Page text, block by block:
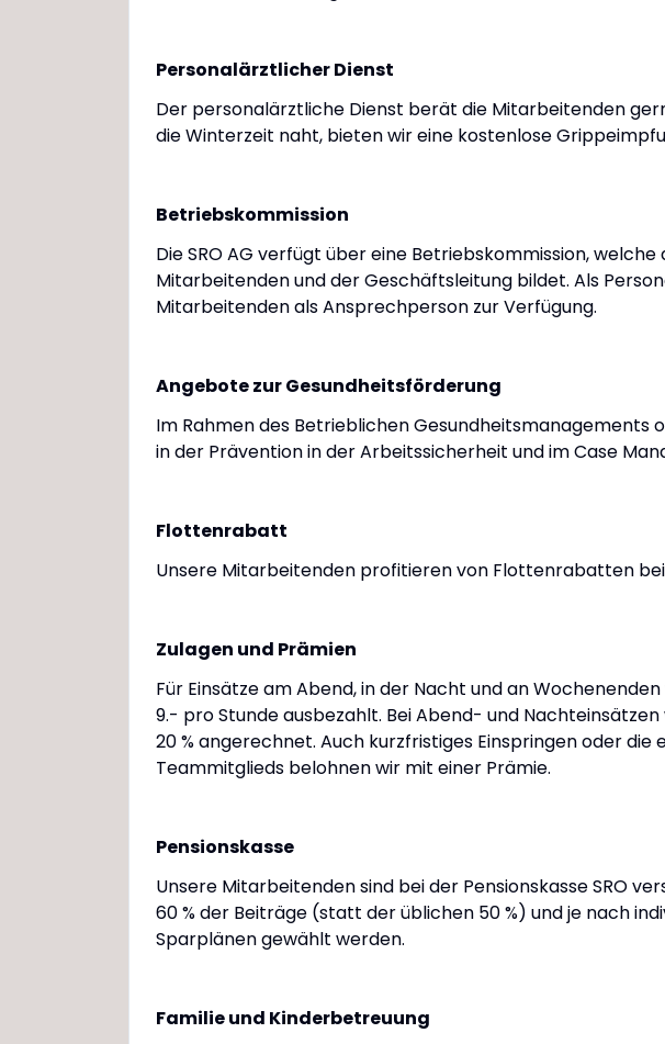
Personalärztlicher Dienst
Der personalärztliche Dienst berät die Mitarbeitenden
die Winterzeit naht, bieten wir eine kostenlose
Betriebskommission
Die SRO AG verfügt über eine Betriebskommission,
Mitarbeitenden und der Geschäftsleitung bildet. Als
Mitarbeitenden als Ansprechperson zur Verfügung.
Angebote zur Gesundheitsförderung
Im Rahmen des Betrieblichen Gesundheitsmanagements
in der Prävention in der Arbeitssicherheit und im Case
Flottenrabatt
Unsere Mitarbeitenden profitieren von Flottenrabatten
Zulagen und Prämien
Für Einsätze am Abend, in der Nacht und an
9.- pro Stunde ausbezahlt. Bei Abend- und
20 % angerechnet. Auch kurzfristiges Einspringen oder
Teammitglieds belohnen wir mit einer Prämie.
Pensionskasse
Unsere Mitarbeitenden sind bei der Pensionskasse SRO
60 % der Beiträge (statt der üblichen 50 %) und je nach
Sparplänen gewählt werden.
Familie und Kinderbetreuung